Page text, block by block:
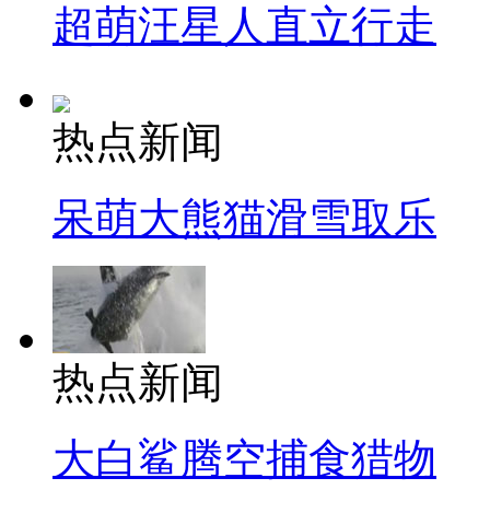
超萌汪星人直立行走
热点新闻
呆萌大熊猫滑雪取乐
热点新闻
大白鲨腾空捕食猎物